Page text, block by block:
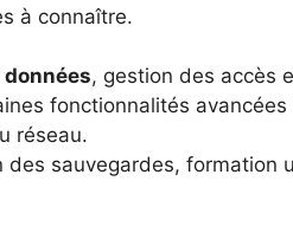
à connaître.
, gestion des accès
fonctionnalités
réseau.
des sauvegardes, formation